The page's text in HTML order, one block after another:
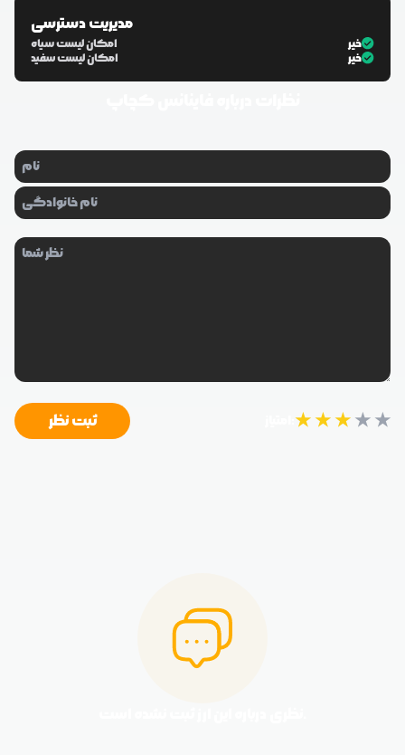
مدیریت دسترسی
امکان لیست سیاه
خیر
امکان لیست سفید
خیر
★★★★★ ثبت نظر